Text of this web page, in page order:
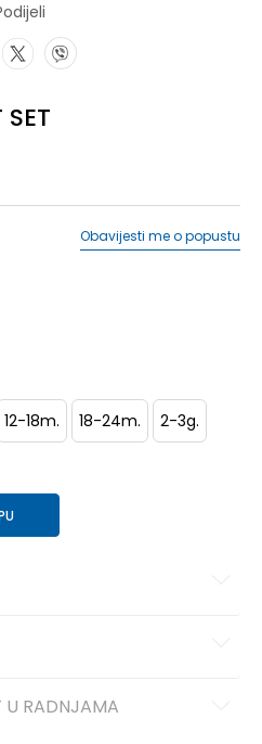
Obavijesti me o popustu
12-18m. 18-24m. 2-3g.
U RADNJAMA